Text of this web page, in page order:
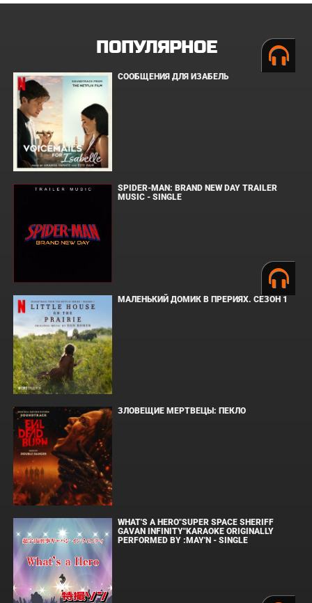
ПОПУЛЯРНОЕ
СООБЩЕНИЯ ДЛЯ ИЗАБЕЛЬ
SPIDER-MAN: BRAND NEW DAY TRAILER
MUSIC - SINGLE
МАЛЕНЬКИЙ ДОМИК В ПРЕРИЯХ. СЕЗОН 1
ЗЛОВЕЩИЕ МЕРТВЕЦЫ: ПЕКЛО
WHAT'S A HERO"SUPER SPACE SHERIFF
GAVAN INFINITY"KARAOKE ORIGINALLY
PERFORMED BY :MAY'N - SINGLE